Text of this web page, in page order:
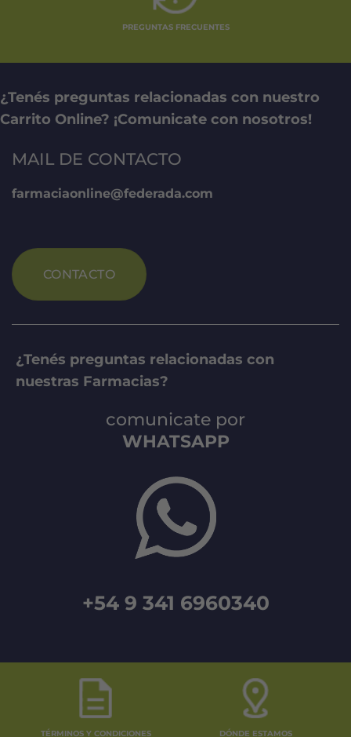
PREGUNTAS FRECUENTES
¿Tenés preguntas relacionadas con nuestro
Carrito Online? ¡Comunicate con nosotros!
MAIL DE CONTACTO
farmaciaonline@federada.com
CONTACTO
¿Tenés preguntas relacionadas con
nuestras Farmacias?
comunicate por
WHATSAPP
+54 9 341 6960340
TÉRMINOS Y CONDICIONES DÓNDE ESTAMOS